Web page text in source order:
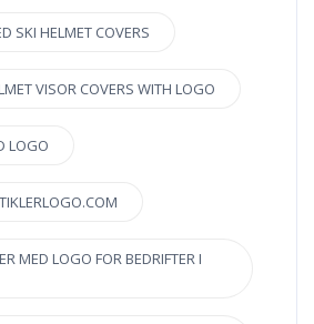
SKI HELMET COVERS
VISOR COVERS WITH LOGO
LOGO
MED LOGO FOR BEDRIFTER I